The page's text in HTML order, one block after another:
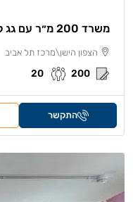
משרד 200 מ״ר עם גג להשכרה בבית ג׳ימיני תל אביב
הצפון הישן\מרכז תל אביב
200
20
התקשר